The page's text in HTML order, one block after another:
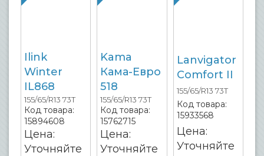
Ilink
Winter
IL868
155/65/R13 73T
Код товара:
15894608
Цена:
Уточняйте
Kama
Кама-Евро
518
155/65/R13 73T
Код товара:
15762715
Цена:
Уточняйте
Lanvigator
Comfort II
155/65/R13 73T
Код товара:
15933568
Цена:
Уточняйте